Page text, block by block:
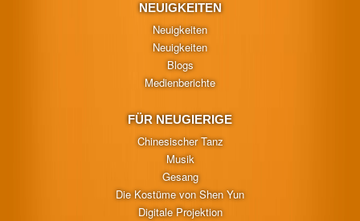
NEUIGKEITEN
Neuigkeiten
Neuigkeiten
Blogs
Medienberichte
FÜR NEUGIERIGE
Chinesischer Tanz
Musik
Gesang
Die Kostüme von Shen Yun
Digitale Projektion